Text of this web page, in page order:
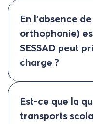
En l’absence
orthophonie)
SESSAD peut
charge ?
Est-ce que la
transports